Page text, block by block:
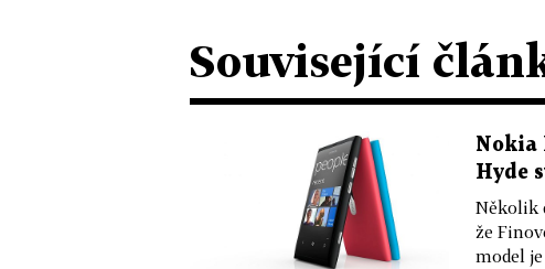
Související
Nokia
Hyde
Několik
že
model